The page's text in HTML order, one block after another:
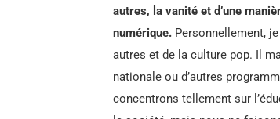
autres, la vanité et d’une
numérique. Personnellement,
autres et de la culture pop. Il
nationale ou d’autres
concentrons tellement sur